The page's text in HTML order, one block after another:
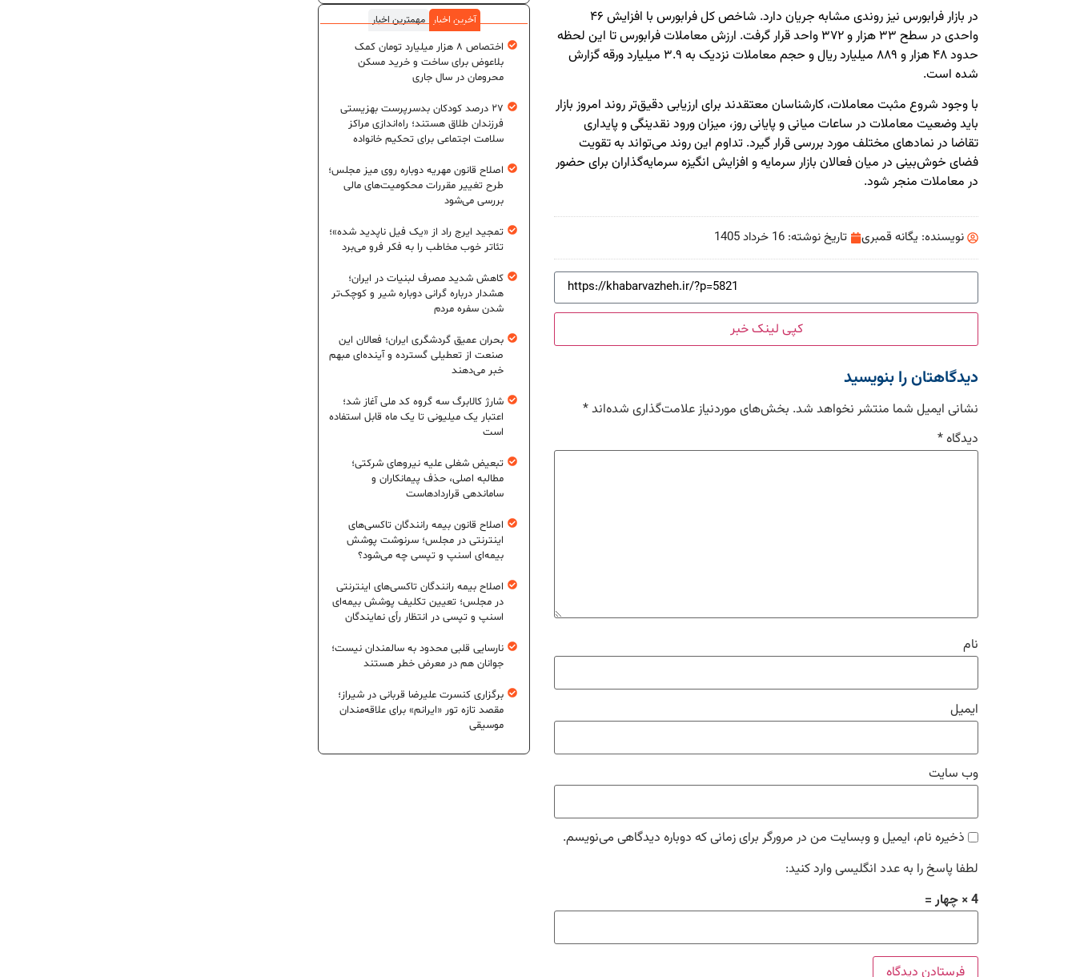
در بازار فرابورس نیز روندی مشابه جریان دارد. شاخص کل فرابورس با افزایش ۴۶
واحدی در سطح ۳۳ هزار و ۳۷۲ واحد قرار گرفت. ارزش معاملات فرابورس تا این لحظه
حدود ۴۸ هزار و ۸۸۹ میلیارد ریال و حجم معاملات نزدیک به ۳.۹ میلیارد ورقه گزارش
شده است.
با وجود شروع مثبت معاملات، کارشناسان معتقدند برای ارزیابی دقیق‌تر روند امروز بازار
باید وضعیت معاملات در ساعات میانی و پایانی روز، میزان ورود نقدینگی و پایداری
تقاضا در نمادهای مختلف مورد بررسی قرار گیرد. تداوم این روند می‌تواند به تقویت
فضای خوش‌بینی در میان فعالان بازار سرمایه و افزایش انگیزه سرمایه‌گذاران برای حضور
در معاملات منجر شود.
نویسنده: یگانه قمبری تاریخ نوشته: 16 خرداد 1405
کپی لینک خبر
دیدگاهتان را بنویسید
نشانی ایمیل شما منتشر نخواهد شد. بخش‌های موردنیاز علامت‌گذاری شده‌اند*
دیدگاه*
نام
ایمیل
وب‌ سایت
ذخیره نام، ایمیل و وبسایت من در مرورگر برای زمانی که دوباره دیدگاهی می‌نویسم.
لطفا پاسخ را به عدد انگلیسی وارد کنید:
4 × چهار =
آخرین اخبار
مهمترین اخبار
اختصاص ۸ هزار میلیارد تومان کمک
بلاعوض برای ساخت و خرید مسکن
محرومان در سال جاری
۲۷ درصد کودکان بدسرپرست بهزیستی
فرزندان طلاق هستند؛ راه‌اندازی مراکز
سلامت اجتماعی برای تحکیم خانواده
اصلاح قانون مهریه دوباره روی میز مجلس؛
طرح تغییر مقررات محکومیت‌های مالی
بررسی می‌شود
تمجید ایرج راد از «یک فیل ناپدید شده»؛
تئاتر خوب مخاطب را به فکر فرو می‌برد
کاهش شدید مصرف لبنیات در ایران؛
هشدار درباره گرانی دوباره شیر و کوچک‌تر
شدن سفره مردم
بحران عمیق گردشگری ایران؛ فعالان این
صنعت از تعطیلی گسترده و آینده‌ای مبهم
خبر می‌دهند
شارژ کالابرگ سه گروه کد ملی آغاز شد؛
اعتبار یک میلیونی تا یک ماه قابل استفاده
است
تبعیض شغلی علیه نیروهای شرکتی؛
مطالبه اصلی، حذف پیمانکاران و
ساماندهی قراردادهاست
اصلاح قانون بیمه رانندگان تاکسی‌های
اینترنتی در مجلس؛ سرنوشت پوشش
بیمه‌ای اسنپ و تپسی چه می‌شود؟
اصلاح بیمه رانندگان تاکسی‌های اینترنتی
در مجلس؛ تعیین تکلیف پوشش بیمه‌ای
اسنپ و تپسی در انتظار رأی نمایندگان
نارسایی قلبی محدود به سالمندان نیست؛
جوانان هم در معرض خطر هستند
برگزاری کنسرت علیرضا قربانی در شیراز؛
مقصد تازه تور «ایرانم» برای علاقه‌مندان
موسیقی